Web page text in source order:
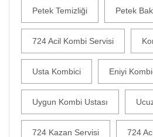
Petek Temizliği Petek
724 Acil Kombi Servisi
Usta Kombici Eniyi
Uygun Kombi Ustası
724 Kazan Servisi 724